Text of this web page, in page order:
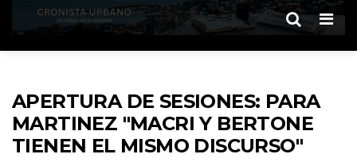
APERTURA DE SESIONES: PARA
MARTINEZ "MACRI Y BERTONE
TIENEN EL MISMO DISCURSO"